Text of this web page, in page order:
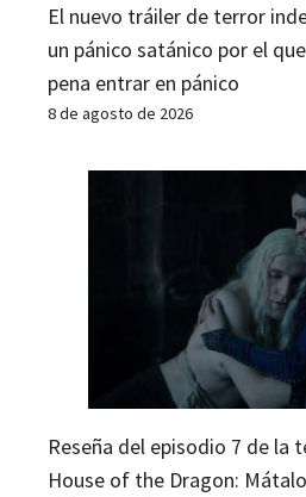
El nuevo tráiler de terror
un pánico satánico por el
pena entrar en pánico
8 de agosto de 2026
Reseña del episodio 7 de la
House of the Dragon: